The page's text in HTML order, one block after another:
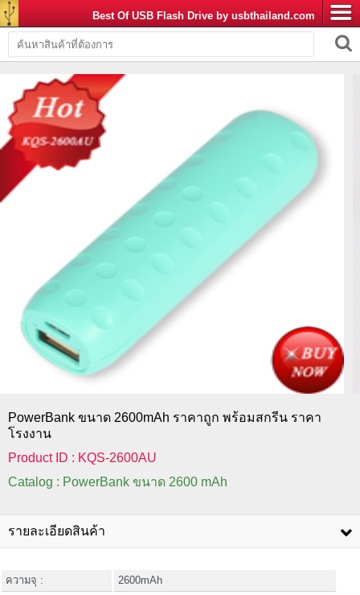
Best Of USB Flash Drive by usbthailand.com
PowerBank ขนาด 2600mAh ราคาถูก พร้อมสกรีน ราคา
โรงงาน
Product ID : KQS-2600AU
Catalog : PowerBank ขนาด 2600 mAh
รายละเอียดสินค้า
ความจุ :
2600mAh